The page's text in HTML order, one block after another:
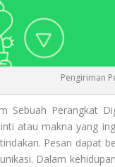
Pengiriman
Sebuah Perangkat
atau makna yang
Pesan dapat
Dalam